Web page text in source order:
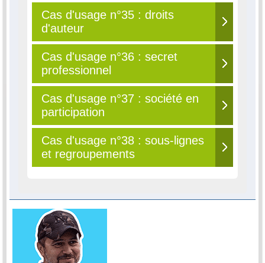
Cas d'usage n°35 : droits
d'auteur
Cas d'usage n°36 : secret
professionnel
Cas d'usage n°37 : société en
participation
Cas d'usage n°38 : sous-lignes
et regroupements